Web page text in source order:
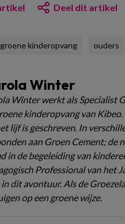
Deel dit artikel
groene kinderopvang ouders
Winter
Winter werkt als Specialist
kinderopvang van
lijf is geschreven. In
aan Groen Cement; de
in de begeleiding van
Professional van het
in dit avontuur. Als de
op een groene wijze.